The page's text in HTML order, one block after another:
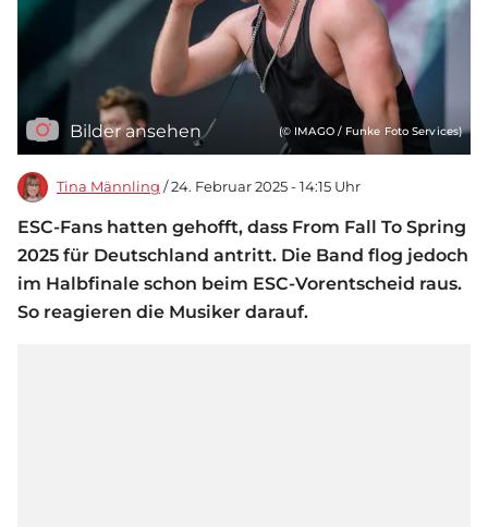
Bilder ansehen (© IMAGO / Funke Foto Services)
Tina Männling / 24. Februar 2025 - 14:15 Uhr
ESC-Fans hatten gehofft, dass From Fall To Spring
2025 für Deutschland antritt. Die Band flog jedoch
im Halbfinale schon beim ESC-Vorentscheid raus.
So reagieren die Musiker darauf.